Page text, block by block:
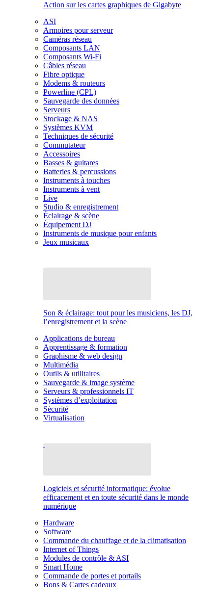
Action sur les cartes graphiques de Gigabyte
ASI
Armoires pour serveur
Caméras réseau
Composants LAN
Composants Wi-Fi
Câbles réseau
Fibre optique
Modems & routeurs
Powerline (CPL)
Sauvegarde des données
Serveurs
Stockage & NAS
Systèmes KVM
Techniques de sécurité
Commutateur
Accessoires
Basses & guitares
Batteries & percussions
Instruments à touches
Instruments à vent
Live
Studio & enregistrement
Éclairage & scène
Équipement DJ
Instruments de musique pour enfants
Jeux musicaux
Son & éclairage: tout pour les musiciens, les DJ,
l’enregistrement et la scène
Applications de bureau
Apprentissage & formation
Graphisme & web design
Multimédia
Outils & utilitaires
Sauvegarde & image système
Serveurs & professionnels IT
Systèmes d’exploitation
Sécurité
Virtualisation
Logiciels et sécurité informatique: évolue
efficacement et en toute sécurité dans le monde
numérique
Hardware
Software
Commande du chauffage et de la climatisation
Internet of Things
Modules de contrôle & ASI
Smart Home
Commande de portes et portails
Bons & Cartes cadeaux